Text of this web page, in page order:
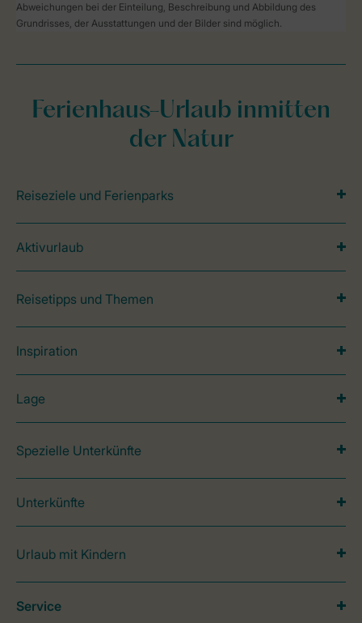
Abweichungen bei der Einteilung, Beschreibung und Abbildung des
Grundrisses, der Ausstattungen und der Bilder sind möglich.
Ferienhaus-Urlaub inmitten
der Natur
Reiseziele und Ferienparks
Aktivurlaub
Reisetipps und Themen
Inspiration
Lage
Spezielle Unterkünfte
Unterkünfte
Urlaub mit Kindern
Service